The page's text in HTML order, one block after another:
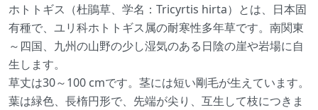
ホトトギス（杜鵑草、学名：Tricyrtis hirta）とは、日本固
有種で、ユリ科ホトトギス属の耐寒性多年草です。南関東
～四国、九州の山野の少し湿気のある日陰の崖や岩場に自
生します。
草丈は30～100 cmです。茎には短い剛毛が生えています。
葉は緑色、長楕円形で、先端が尖り、互生して枝につきま